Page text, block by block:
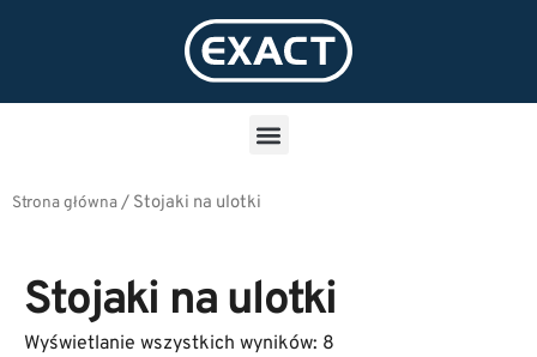
Strona główna/ Stojaki na ulotki
Stojaki na ulotki
Wyświetlanie wszystkich wyników: 8